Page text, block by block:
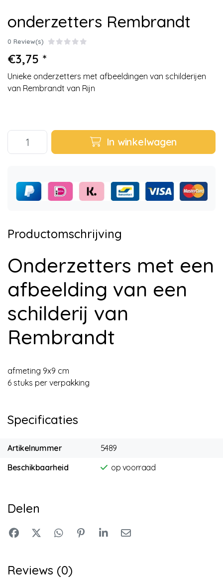
onderzetters Rembrandt
0 Review(s)
€3,75 *
Unieke onderzetters met afbeeldingen van schilderijen
van Rembrandt van Rijn
In winkelwagen
Productomschrijving
Onderzetters met een
afbeelding van een
schilderij van
Rembrandt
afmeting 9x9 cm
6 stuks per verpakking
Specificaties
Artikelnummer
5489
Beschikbaarheid
op voorraad
Delen
Reviews (0)